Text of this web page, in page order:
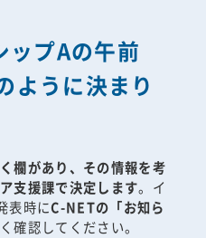
ップAの午前
ように決まり
欄があり、その情報を考
支援課で決定します。イ
表時にC-NETの「お知ら
確認してください。